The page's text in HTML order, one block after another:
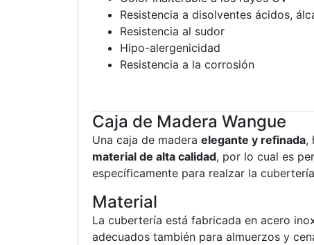
Resistencia a disolventes ácidos,
Resistencia al sudor
Hipo-alergenicidad
Resistencia a la corrosión
Caja de Madera Wangue
Una caja de madera elegante y refinada,
material de alta calidad, por lo cual es
específicamente para realzar la
Material
La cubertería está fabricada en acero
adecuados también para almuerzos y